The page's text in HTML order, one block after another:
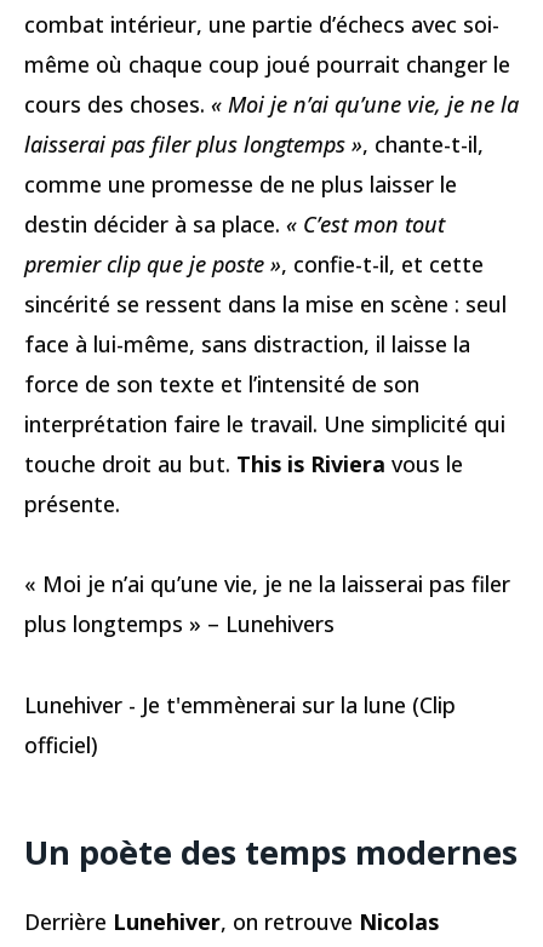
combat intérieur, une partie d’échecs avec soi-
même où chaque coup joué pourrait changer le
cours des choses. « Moi je n’ai qu’une vie, je ne la
laisserai pas filer plus longtemps », chante-t-il,
comme une promesse de ne plus laisser le
destin décider à sa place. « C’est mon tout
premier clip que je poste », confie-t-il, et cette
sincérité se ressent dans la mise en scène : seul
face à lui-même, sans distraction, il laisse la
force de son texte et l’intensité de son
interprétation faire le travail. Une simplicité qui
touche droit au but. This is Riviera vous le
présente.
« Moi je n’ai qu’une vie, je ne la laisserai pas filer
plus longtemps » – Lunehivers
Lunehiver - Je t'emmènerai sur la lune (Clip
officiel)
Un poète des temps modernes
Derrière Lunehiver, on retrouve Nicolas